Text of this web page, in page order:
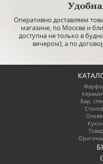
Оперативно доставляем
магазине, по Москве и
доступна не только в
вечером), а по
Бар,